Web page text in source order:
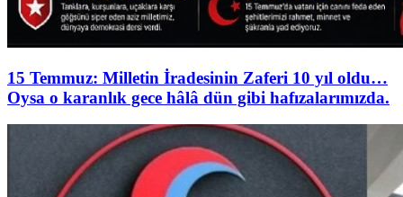
15 Temmuz: Milletin İradesinin Zaferi 10 yıl oldu…
Oysa o karanlık gece hâlâ dün gibi hafızalarımızda.